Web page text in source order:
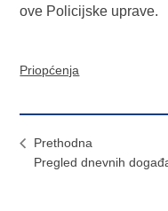
ove Policijske uprave.
Priopćenja
Prethodna
Pregled dnevnih